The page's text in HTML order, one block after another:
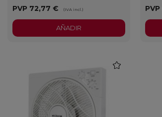
PVP 72,77 € (IVA incl.)
AÑADIR
PVP
favorite